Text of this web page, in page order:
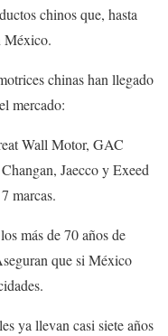
chinos que, hasta
México.
chinas han llegado
mercado:
Wall Motor, GAC
Jaecco y Exeed
marcas.
más de 70 años de
que si México
ya llevan casi siete años